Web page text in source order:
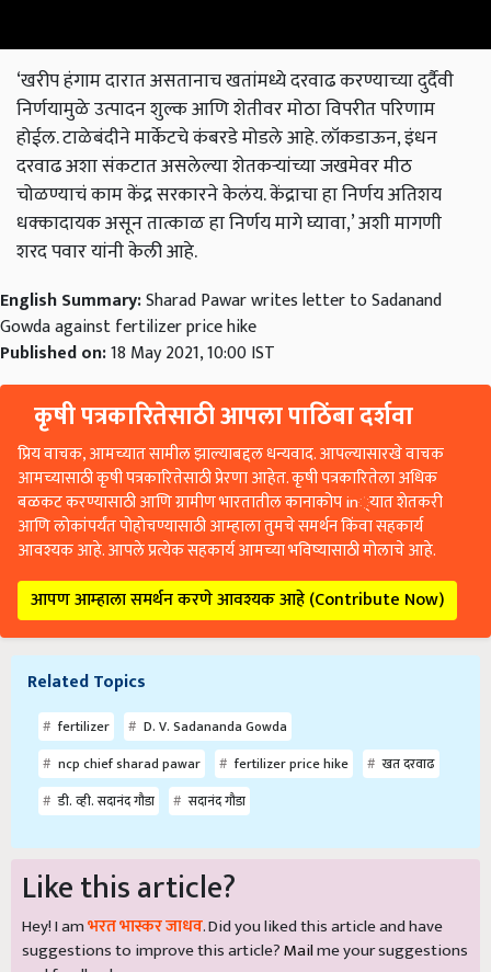
‘खरीप हंगाम दारात असतानाच खतांमध्ये दरवाढ करण्याच्या दुर्दैवी
निर्णयामुळे उत्पादन शुल्क आणि शेतीवर मोठा विपरीत परिणाम
होईल. टाळेबंदीने मार्केटचे कंबरडे मोडले आहे. लॉकडाऊन,इंधन
दरवाढ अशा संकटात असलेल्या शेतकऱ्यांच्या जखमेवर मीठ
चोळण्याचं काम केंद्र सरकारने केलंय. केंद्राचा हा निर्णय अतिशय
धक्कादायक असून तात्काळ हा निर्णय मागे घ्यावा,’अशी मागणी
शरद पवार यांनी केली आहे.
English Summary:Sharad Pawar writes letter to Sadanand
Gowda against fertilizer price hike
Published on:18 May 2021, 10:00 IST
कृषी पत्रकारितेसाठी आपला पाठिंबा दर्शवा
प्रिय वाचक, आमच्यात सामील झाल्याबद्दल धन्यवाद. आपल्यासारखे वाचक
आमच्यासाठी कृषी पत्रकारितेसाठी प्रेरणा आहेत. कृषी पत्रकारितेला अधिक
बळकट करण्यासाठी आणि ग्रामीण भारतातील कानाकोप in्यात शेतकरी
आणि लोकांपर्यंत पोहोचण्यासाठी आम्हाला तुमचे समर्थन किंवा सहकार्य
आवश्यक आहे. आपले प्रत्येक सहकार्य आमच्या भविष्यासाठी मोलाचे आहे.
आपण आम्हाला समर्थन करणे आवश्यक आहे (Contribute Now)
Related Topics
fertilizer
D. V. Sadananda Gowda
ncp chief sharad pawar
fertilizer price hike
खत दरवाढ
डी. व्ही. सदानंद गौडा
सदानंद गौडा
Like this article?
Hey! I amभरत भास्कर जाधव. Did you liked this article and have
suggestions to improve this article?Mailme your suggestions